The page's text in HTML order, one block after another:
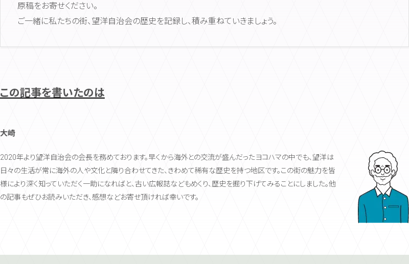
原稿をお寄せください。
ご一緒に私たちの街、望洋自治会の歴史を記録し、積み重ねていきましょう。
大崎
2020年より望洋自治会の会長を務めております。早くから海外との交流が盛んだったヨコハマの中でも、望洋は
日々の生活が常に海外の人や文化と隣り合わせてきた、きわめて稀有な歴史を持つ地区です。この街の魅力を皆
様により深く知っていただく一助になればと、古い広報誌などもめくり、歴史を掘り下げてみることにしました。他
の記事もぜひお読みいただき、感想などお寄せ頂ければ幸いです。